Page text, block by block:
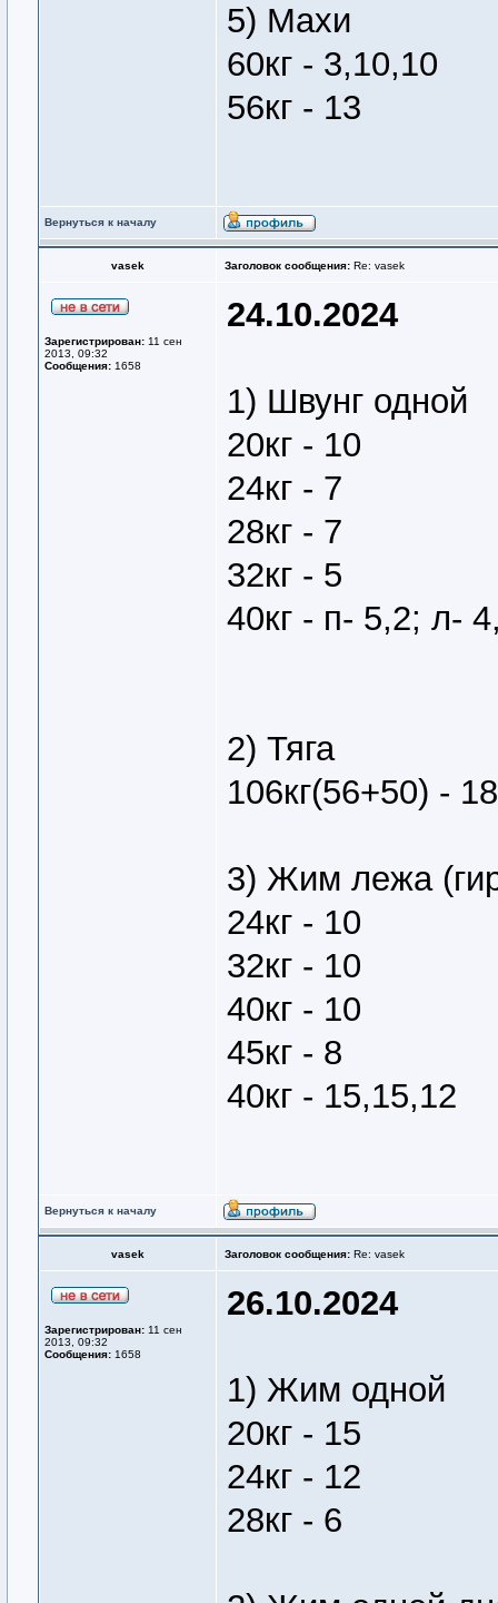
5) Махи
60кг - 3,10,10
56кг - 13
Вернуться к началу
vasek Заголовок сообщения: Re: vasek
Зарегистрирован: 11 сен
2013, 09:32
Сообщения: 1658
24.10.2024
1) Швунг одной
20кг - 10
24кг - 7
28кг - 7
32кг - 5
40кг - п- 5,2; л-
2) Тяга
106кг(56+50) -
3) Жим лежа
24кг - 10
32кг - 10
40кг - 10
45кг - 8
40кг - 15,15,12
Вернуться к началу
vasek Заголовок сообщения: Re: vasek
Зарегистрирован: 11 сен
2013, 09:32
Сообщения: 1658
26.10.2024
1) Жим одной
20кг - 15
24кг - 12
28кг - 6